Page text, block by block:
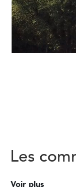
Les
Voir plus